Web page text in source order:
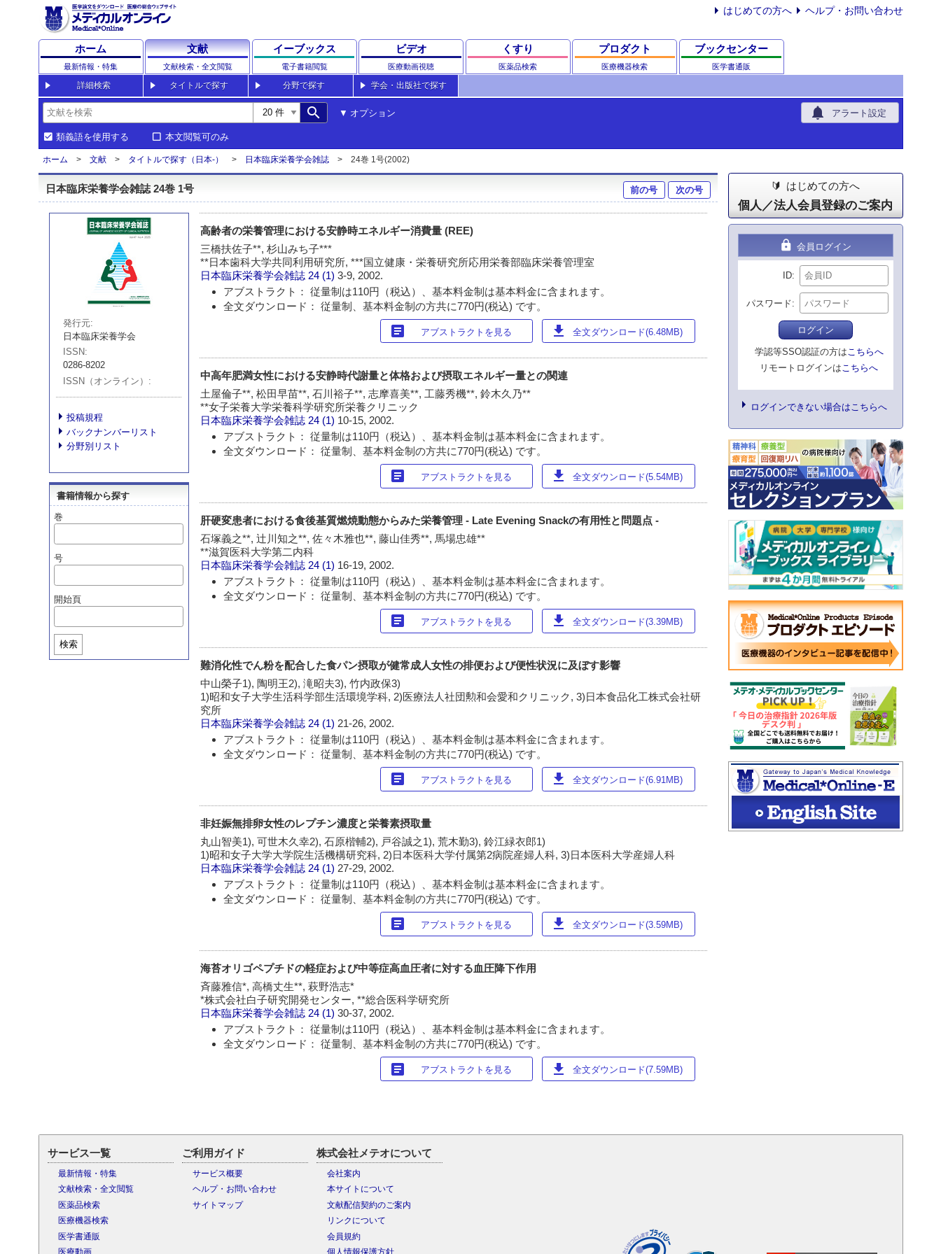
はじめての方へ ヘルプ・お問い合わせ
ホーム
最新情報・特集
文献
文献検索・全文閲覧
イーブックス
電子書籍閲覧
ビデオ
医療動画視聴
くすり
医薬品検索
プロダクト
医療機器検索
ブックセンター
医学書通販
詳細検索 タイトルで探す 分野で探す 学会・出版社で探す
search オプション notifications アラート設定
類義語を使用する 本文閲覧可のみ
ホーム 文献 タイトルで探す（日本-） 日本臨床栄養学会雑誌 24巻 1号(2002)
日本臨床栄養学会雑誌 24巻 1号 前の号 次の号
発行元
日本臨床栄養学会
ISSN
0286-8202
ISSN（オンライン）
投稿規程
バックナンバーリスト
分野別リスト
書籍情報から探す
巻
号
開始頁
検索
高齢者の栄養管理における安静時エネルギー消費量 (REE)
三橋扶佐子**, 杉山みち子***
**日本歯科大学共同利用研究所, ***国立健康・栄養研究所応用栄養部臨床栄養管理室
日本臨床栄養学会雑誌 24 (1)3-9, 2002.
アブストラクト： 従量制は110円（税込）、基本料金制は基本料金に含まれます。
全文ダウンロード： 従量制、基本料金制の方共に770円(税込) です。
article アブストラクトを見る download 全文ダウンロード(6.48MB)
中高年肥満女性における安静時代謝量と体格および摂取エネルギー量との関連
土屋倫子**, 松田早苗**, 石川裕子**, 志摩喜美**, 工藤秀機**, 鈴木久乃**
**女子栄養大学栄養科学研究所栄養クリニック
日本臨床栄養学会雑誌 24 (1) 10-15, 2002.
アブストラクト： 従量制は110円（税込）、基本料金制は基本料金に含まれます。
全文ダウンロード： 従量制、基本料金制の方共に770円(税込) です。
article アブストラクトを見る download 全文ダウンロード(5.54MB)
肝硬変患者における食後基質燃焼動態からみた栄養管理 - Late Evening Snackの有用性と問題点 -
石塚義之**, 辻川知之**, 佐々木雅也**, 藤山佳秀**, 馬場忠雄**
**滋賀医科大学第二内科
日本臨床栄養学会雑誌 24 (1) 16-19, 2002.
アブストラクト： 従量制は110円（税込）、基本料金制は基本料金に含まれます。
全文ダウンロード： 従量制、基本料金制の方共に770円(税込) です。
article アブストラクトを見る download 全文ダウンロード(3.39MB)
難消化性でん粉を配合した食パン摂取が健常成人女性の排便および便性状況に及ぼす影響
中山榮子1), 陶明王2), 滝昭夫3), 竹内政保3)
1)昭和女子大学生活科学部生活環境学科, 2)医療法人社団勲和会愛和クリニック, 3)日本食品化工株式会社研
究所
日本臨床栄養学会雑誌 24 (1) 21-26, 2002.
アブストラクト： 従量制は110円（税込）、基本料金制は基本料金に含まれます。
全文ダウンロード： 従量制、基本料金制の方共に770円(税込) です。
article アブストラクトを見る download 全文ダウンロード(6.91MB)
非妊娠無排卵女性のレプチン濃度と栄養素摂取量
丸山智美1), 可世木久幸2), 石原楷輔2), 戸谷誠之1), 荒木勤3), 鈴江緑衣郎1)
1)昭和女子大学大学院生活機構研究科, 2)日本医科大学付属第2病院産婦人科, 3)日本医科大学産婦人科
日本臨床栄養学会雑誌 24 (1) 27-29, 2002.
アブストラクト： 従量制は110円（税込）、基本料金制は基本料金に含まれます。
全文ダウンロード： 従量制、基本料金制の方共に770円(税込) です。
article アブストラクトを見る download 全文ダウンロード(3.59MB)
海苔オリゴペプチドの軽症および中等症高血圧者に対する血圧降下作用
斉藤雅信*, 高橋丈生**, 萩野浩志*
*株式会社白子研究開発センター, **総合医科学研究所
日本臨床栄養学会雑誌 24 (1)30-37, 2002.
アブストラクト： 従量制は110円（税込）、基本料金制は基本料金に含まれます。
全文ダウンロード： 従量制、基本料金制の方共に770円(税込) です。
article アブストラクトを見る download 全文ダウンロード(7.59MB)
はじめての方へ
個人／法人会員登録のご案内
lock 会員ログイン
ID
パスワード
ログイン
学認等SSO認証の方はこちらへ
リモートログインはこちらへ
ログインできない場合はこちらへ
サービス一覧
最新情報・特集
文献検索・全文閲覧
医薬品検索
医療機器検索
医学書通販
ご利用ガイド
サービス概要
ヘルプ・お問い合わせ
サイトマップ
株式会社メテオについて
会社案内
本サイトについて
文献配信契約のご案内
リンクについて
会員規約